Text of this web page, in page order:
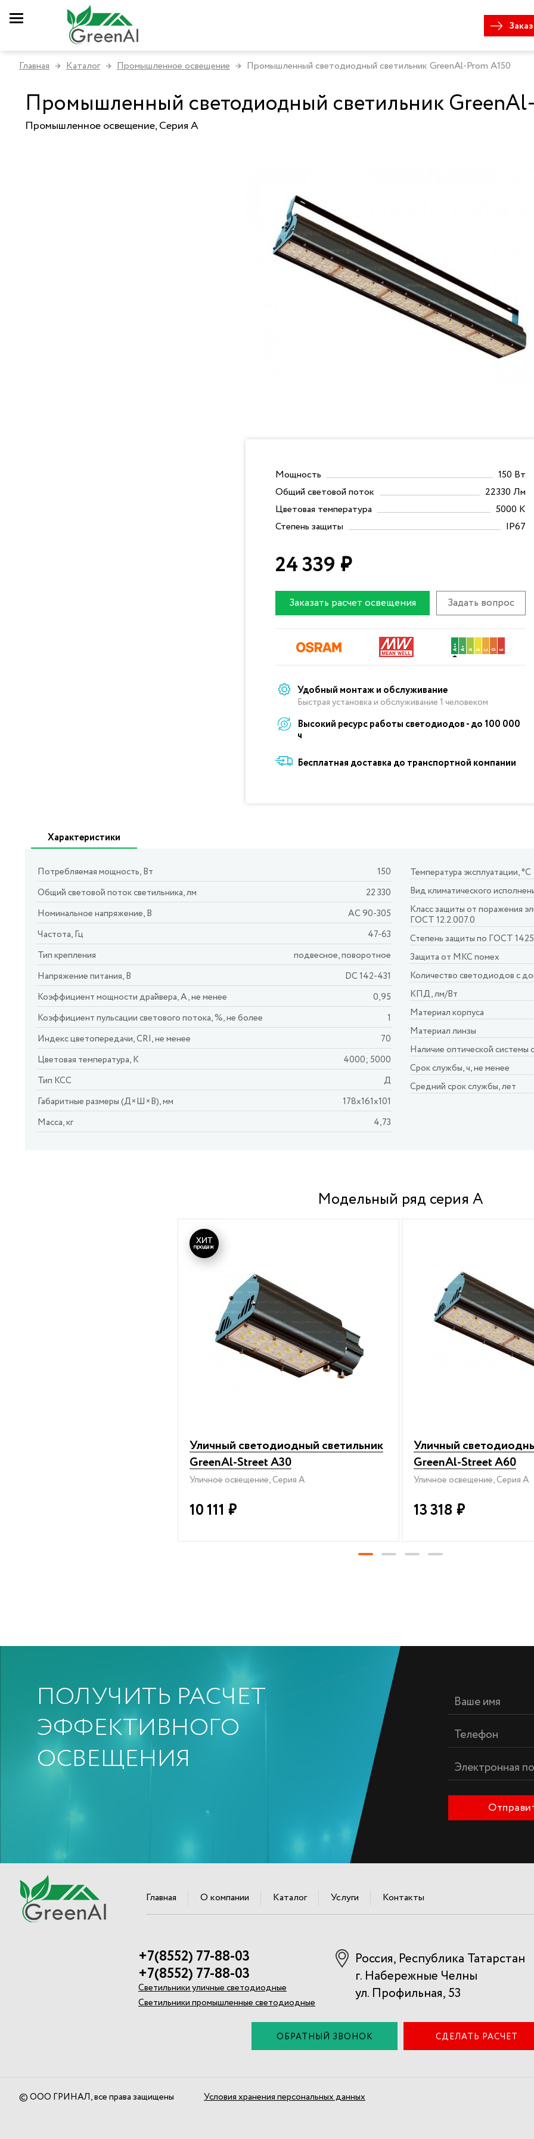
Главная → Каталог → Промышленное освещение → Промышленный светодиодный светильник GreenAl-Prom A150
Промышленный светодиодный светильник
Промышленное освещение, Серия A
Мощность
150 Вт
Общий световой поток
22330 Лм
Цветовая температура
5000 К
Степень защиты
IP67
24 339 ₽
Заказать расчет освещения Задать вопрос
Удобный монтаж и обслуживание
Быстрая установка и обслуживание 1 человеком
Высокий ресурс работы светодиодов - до 100 000
ч
Бесплатная доставка до транспортной компании
Характеристики
Потребляемая мощность, Вт
150
Общий световой поток светильника, лм
22 330
Номинальное напряжение, В
AC 90-305
Частота, Гц
47-63
Тип крепления
подвесное, поворотное
Напряжение питания, В
DC 142-431
Коэффициент мощности драйвера, А, не менее
0,95
Коэффициент пульсации светового потока, %, не более
1
Индекс цветопередачи, CRI, не менее
70
Цветовая температура, К
4000; 5000
Тип КСС
Д
Габаритные размеры (Д×Ш×В), мм
178х161х101
Масса, кг
4,73
Температура эксплуатации, °С
Вид климатического
Класс защиты от поражения
ГОСТ 12.2.007.0
Степень защиты по ГОСТ
Защита от МКС помех
Количество светодиодов с
КПД, лм/Вт
Материал корпуса
Материал линзы
Наличие оптической
Срок службы, ч, не менее
Средний срок службы, лет
Модельный ряд серия A
Уличный светодиодный светильник
GreenAl-Street A30
Уличное освещение, Серия A
10 111 ₽
Уличный
GreenAl-Street A60
Уличное освещение, Серия A
13 318 ₽
ПОЛУЧИТЬ РАСЧЕТ
ЭФФЕКТИВНОГО
ОСВЕЩЕНИЯ
Главная О компании Каталог Услуги Контакты
+7(8552) 77-88-03
+7(8552) 77-88-03
Светильники уличные светодиодные
Светильники промышленные светодиодные
Россия, Республика Татарстан
г. Набережные Челны
ул. Профильная, 53
ОБРАТНЫЙ ЗВОНОК СДЕЛАТЬ РАСЧЕТ
© ООО ГРИНАЛ, все права защищены Условия хранения персональных данных